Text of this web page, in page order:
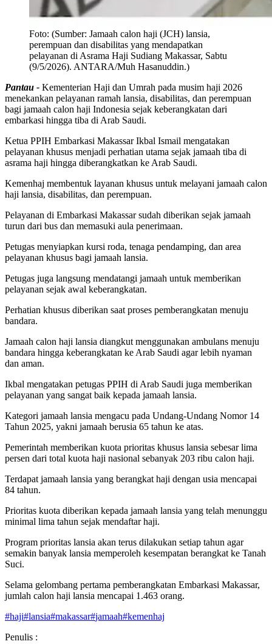
Foto: (Sumber: Jamaah calon haji (JCH) lansia,
perempuan dan disabilitas yang mendapatkan
pelayanan di Asrama Haji Sudiang Makassar, Sabtu
(9/5/2026). ANTARA/Muh Hasanuddin.)
Pantau - Kementerian Haji dan Umrah pada musim haji 2026
menekankan pelayanan ramah lansia, disabilitas, dan perempuan
bagi jamaah calon haji Indonesia sejak keberangkatan dari
embarkasi hingga tiba di Arab Saudi.
Ketua PPIH Embarkasi Makassar Ikbal Ismail mengatakan
pelayanan khusus menjadi perhatian utama sejak jamaah tiba di
asrama haji hingga diberangkatkan ke Arab Saudi.
Kemenhaj membentuk layanan khusus untuk melayani jamaah calon
haji lansia, disabilitas, dan perempuan.
Pelayanan di Embarkasi Makassar sudah diberikan sejak jamaah
turun dari bus dan memasuki aula penerimaan.
Petugas menyiapkan kursi roda, tenaga pendamping, dan area
pelayanan khusus bagi jamaah lansia.
Petugas juga langsung mendatangi jamaah untuk memberikan
pelayanan sejak awal keberangkatan.
Perhatian khusus diberikan saat proses pemberangkatan menuju
bandara.
Jamaah calon haji lansia diangkut menggunakan ambulans menuju
bandara hingga keberangkatan ke Arab Saudi agar lebih nyaman
dan aman.
Ikbal mengatakan petugas PPIH di Arab Saudi juga memberikan
pelayanan yang sangat baik kepada jamaah lansia.
Kategori jamaah lansia mengacu pada Undang-Undang Nomor 14
Tahun 2025, yakni jamaah berusia 65 tahun ke atas.
Pemerintah memberikan kuota prioritas khusus lansia sebesar lima
persen dari total kuota haji nasional sebanyak 203 ribu calon haji.
Terdapat jamaah lansia yang berangkat haji dengan usia mencapai
84 tahun.
Prioritas kuota diberikan kepada jamaah lansia yang telah menunggu
minimal lima tahun sejak mendaftar haji.
Program prioritas lansia akan terus dilakukan setiap tahun agar
semakin banyak lansia memperoleh kesempatan berangkat ke Tanah
Suci.
Selama gelombang pertama pemberangkatan Embarkasi Makassar,
jumlah calon haji lansia mencapai 1.463 orang.
#haji#lansia#makassar#jamaah#kemenhaj
Penulis :